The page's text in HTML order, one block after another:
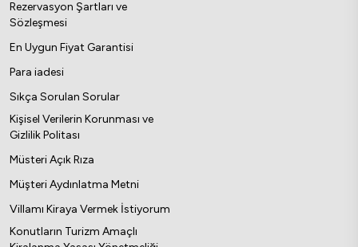
kalmasını sağlayabilirsiniz. Böylece yaz aylarında oda
müsait olacak mı derdi olmadan tatilin keyfini
eteğinde ve diğer lokasyonlarda da villa tipleri
bulunan villalarla gözlerden uzak, tatilin tadını
çıkarabilirsiniz.
Rezervasyon Şartları ve
Sözleşmesi
En Uygun Fiyat Garantisi
Para iadesi
Sıkça Sorulan Sorular
Kişisel Verilerin Korunması ve
Gizlilik Politası
Müsteri Açık Rıza
Müşteri Aydınlatma Metni
Villamı Kiraya Vermek İstiyorum
Konutların Turizm Amaçlı